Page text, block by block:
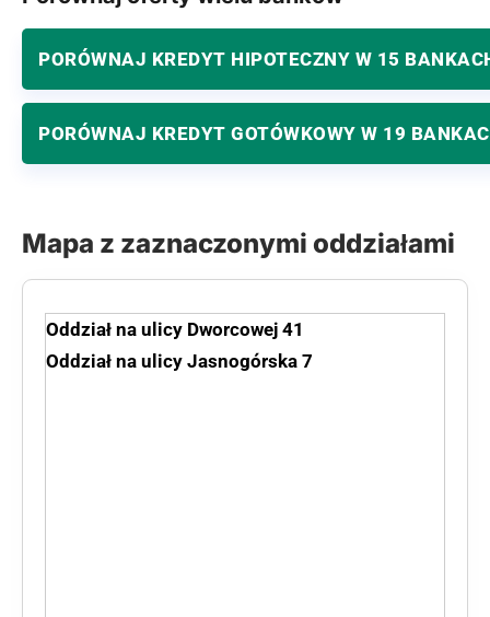
PORÓWNAJ KREDYT HIPOTECZNY W 15
PORÓWNAJ KREDYT GOTÓWKOWY W 19
Mapa z zaznaczonymi oddziałami
Oddział na ulicy Dworcowej 41
Oddział na ulicy Jasnogórska 7